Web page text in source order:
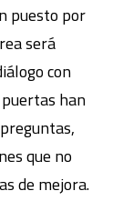
puesto por
será
con
han
que no
de mejora.